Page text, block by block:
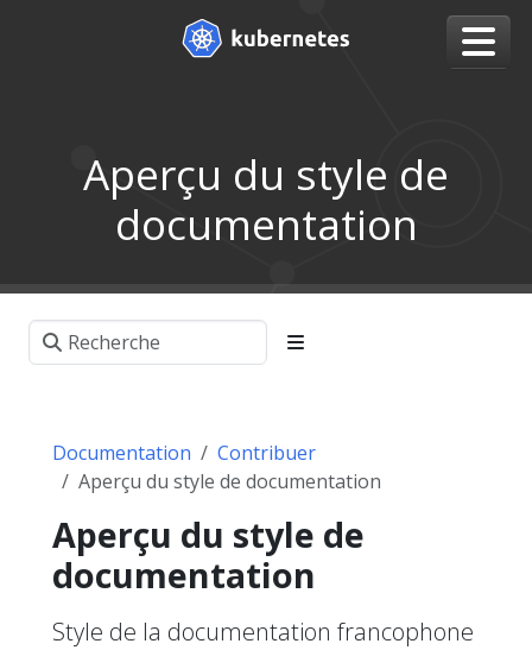
Aperçu du style de
documentation
Documentation
Contribuer
Aperçu du style de documentation
Aperçu du style de
documentation
Style de la documentation francophone